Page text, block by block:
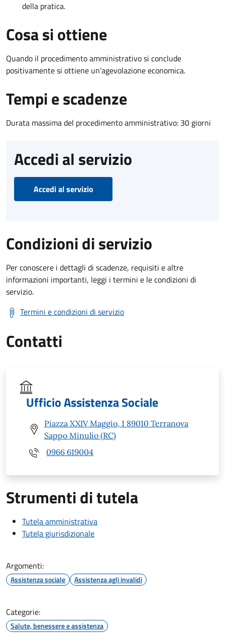
della pratica.
Cosa si ottiene
Quando il procedimento amministrativo si conclude
positivamente si ottiene un'agevolazione economica.
Tempi e scadenze
Durata massima del procedimento amministrativo: 30 giorni
Accedi al servizio
Accedi al servizio
Condizioni di servizio
Per conoscere i dettagli di scadenze, requisiti e altre
informazioni importanti, leggi i termini e le condizioni di
servizio.
Termini e condizioni di servizio
Contatti
Ufficio Assistenza Sociale
Piazza XXIV Maggio, 1 89010 Terranova
Sappo Minulio (RC)
0966 619004
Strumenti di tutela
Tutela amministrativa
Tutela giurisdizionale
Argomenti:
Assistenza sociale Assistenza agli invalidi
Categorie:
Salute, benessere e assistenza